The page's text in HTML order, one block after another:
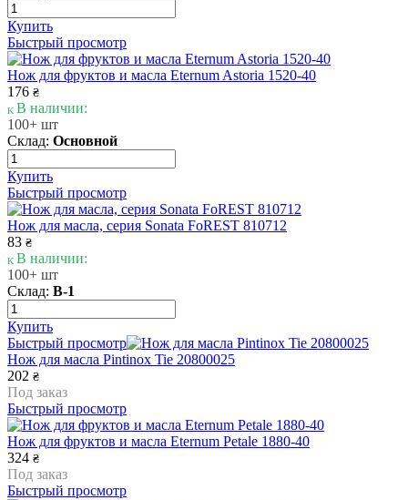
Купить
Быстрый просмотр
Нож для фруктов и масла Eternum Astoria 1520-40
176 ₴
В наличии:
100+ шт
Склад: Основной
Купить
Быстрый просмотр
Нож для масла, серия Sonata FoREST 810712
83 ₴
В наличии:
100+ шт
Склад: В-1
Купить
Быстрый просмотр
Нож для масла Pintinox Tie 20800025
202 ₴
Под заказ
Быстрый просмотр
Нож для фруктов и масла Eternum Petale 1880-40
324 ₴
Под заказ
Быстрый просмотр